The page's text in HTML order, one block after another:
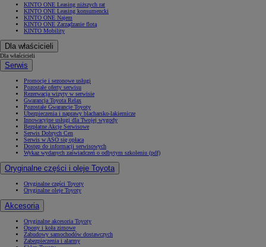
KINTO ONE Leasing niższych rat
KINTO ONE Leasing konsumencki
KINTO ONE Najem
KINTO ONE Zarządzanie flotą
KINTO Mobility
Dla właścicieli
Dla właścicieli
Serwis
Promocje i sezonowe usługi
Pozostałe oferty serwisu
Rezerwacja wizyty w serwisie
Gwarancja Toyota Relax
Pozostałe Gwarancje Toyoty
Ubezpieczenia i naprawy blacharsko-lakiernicze
Innowacyjne usługi dla Twojej wygody
Bezpłatne Akcje Serwisowe
Serwis Dobrych Cen
Serwis w ASO się opłaca
Dostęp do informacji serwisowych
Wykaz wydanych zaświadczeń o odbytym szkoleniu (pdf)
Oryginalne części i oleje Toyota
Oryginalne części Toyoty
Oryginalne oleje Toyoty
Akcesoria
Oryginalne akcesoria Toyoty
Opony i koła zimowe
Zabudowy samochodów dostawczych
Zabezpieczenia i alarmy